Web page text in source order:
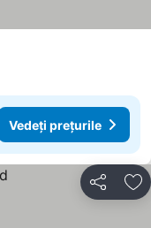
Vedeți prețurile
Distribuiți